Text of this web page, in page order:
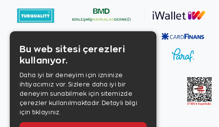
Bu web sitesi çerezleri
kullanıyor.
Daha iyi bir deneyim için izninize
ihtiyacımız var. Sizlere daha iyi bir
deneyim sunabilmek için sitemizde
çerezler kullanılmaktadır. Detaylı bilgi
için tıklayınız.